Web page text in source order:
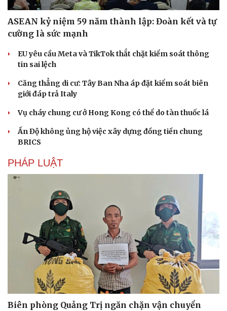
ASEAN kỷ niệm 59 năm thành lập: Đoàn kết và tự
cường là sức mạnh
EU yêu cầu Meta và TikTok thắt chặt kiểm soát thông
tin sai lệch
Căng thẳng di cư: Tây Ban Nha áp đặt kiểm soát biên
giới đáp trả Italy
Vụ cháy chung cư ở Hong Kong có thể do tàn thuốc lá
Ấn Độ không ủng hộ việc xây dựng đồng tiền chung
BRICS
PHÁP LUẬT
Biên phòng Quảng Trị ngăn chặn vận chuyển